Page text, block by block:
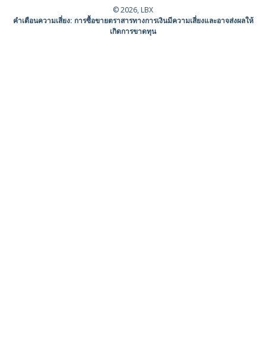
© 2026, LBX
คำเตือนความเสี่ยง: การซื้อขายตราสารทางการเงินมีความเสี่ยงและอาจส่งผลให้
เกิดการขาดทุน